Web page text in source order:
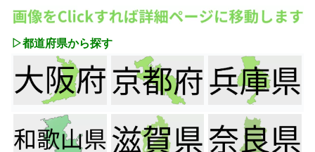
▷都道府県から探す